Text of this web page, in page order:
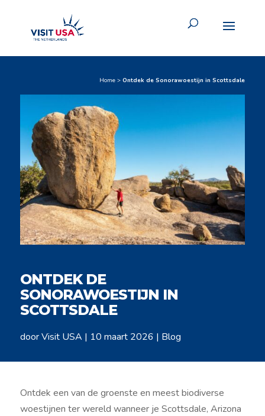
Home >Ontdek de Sonorawoestijn in Scottsdale
ONTDEK DE
SONORAWOESTIJN IN
SCOTTSDALE
doorVisit USA | 10 maart 2026 | Blog
Ontdek een van de groenste en meest biodiverse
woestijnen ter wereld wanneer je Scottsdale, Arizona